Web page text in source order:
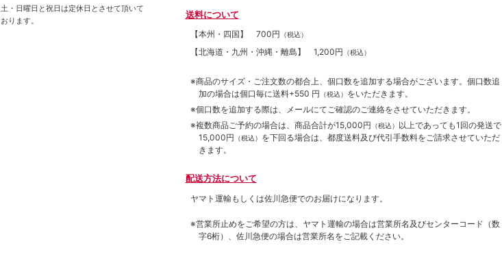
送料について
【本州・四国】 700円 （税込）
【北海道・九州・沖縄・離島】 1,200円 （税込）
※商品のサイズ・ご注文数の都合上、個口数を追加する場合がございます。個口数追
加の場合は個口毎に送料+550 円 （税込） をいただきます。
※個口数を追加する際は、メールにてご確認のご連絡をさせていただきます。
※複数商品ご予約の場合は、商品合計が15,000円 （税込） 以上であっても1回の発送で
15,000円 （税込） を下回る場合は、都度送料及び代引手数料をご請求させていただ
きます。
配送方法について
ヤマト運輸もしくは佐川急便でのお届けになります。
※営業所止めをご希望の方は、ヤマト運輸の場合は営業所名及びセンターコード（数
字6桁）、佐川急便の場合は営業所名をご記載ください。
土・日曜日と祝日は定休日とさせて頂いて
おります。